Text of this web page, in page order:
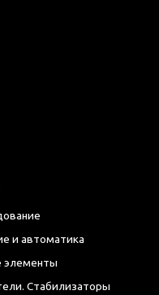
и автоматика
элементы
Стабилизаторы